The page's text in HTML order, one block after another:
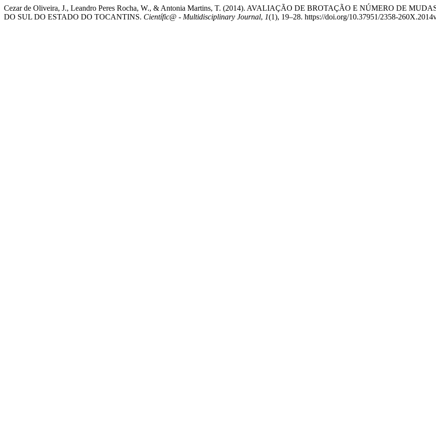
Cezar de Oliveira, J., Leandro Peres Rocha, W., & Antonia Martins, T. (2014). AVALIAÇÃO DE BROTAÇÃO E NÚMERO DE
DO SUL DO ESTADO DO TOCANTINS. Científic@ - Multidisciplinary Journal, 1(1), 19–28. https://doi.org/10.37951/2358-